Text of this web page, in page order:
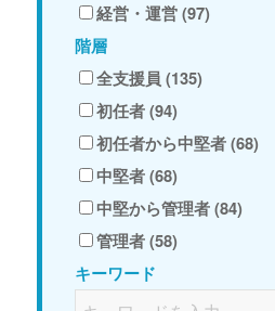
経営・運営 (97)
階層
全支援員 (135)
初任者 (94)
初任者から中堅者 (68)
中堅者 (68)
中堅から管理者 (84)
管理者 (58)
キーワード